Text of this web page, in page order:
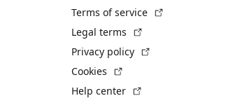
Terms of service
Legal terms
Privacy policy
Cookies
Help center